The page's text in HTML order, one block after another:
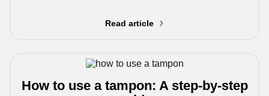
Read article
How to use a tampon: A step-by-step